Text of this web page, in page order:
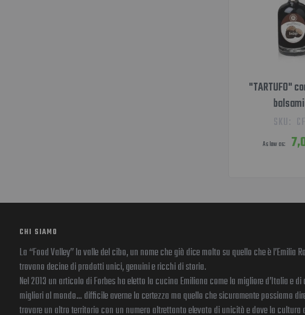
"TARTUFO"
SKU:
As low as
CHI SIAMO
La “Food Valley” la valle del cibo, un nome che già dice molto su quello che è l’Emilia
trovano decine di prodotti unici, genuini e ricchi di storia.
Nel 2013 un articolo di Forbes ha eletto la cucina Emiliana come la migliore d’Italia e
migliori al mondo… difficile averne la certezza ma quello che sicuramente possiamo
trovare un altro territorio con un numero altrettanto elevato di unicità e dove la